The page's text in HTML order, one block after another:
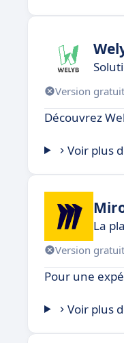
Version
Découvrez
Voir plus
La
Version
Pour une
Voir plus